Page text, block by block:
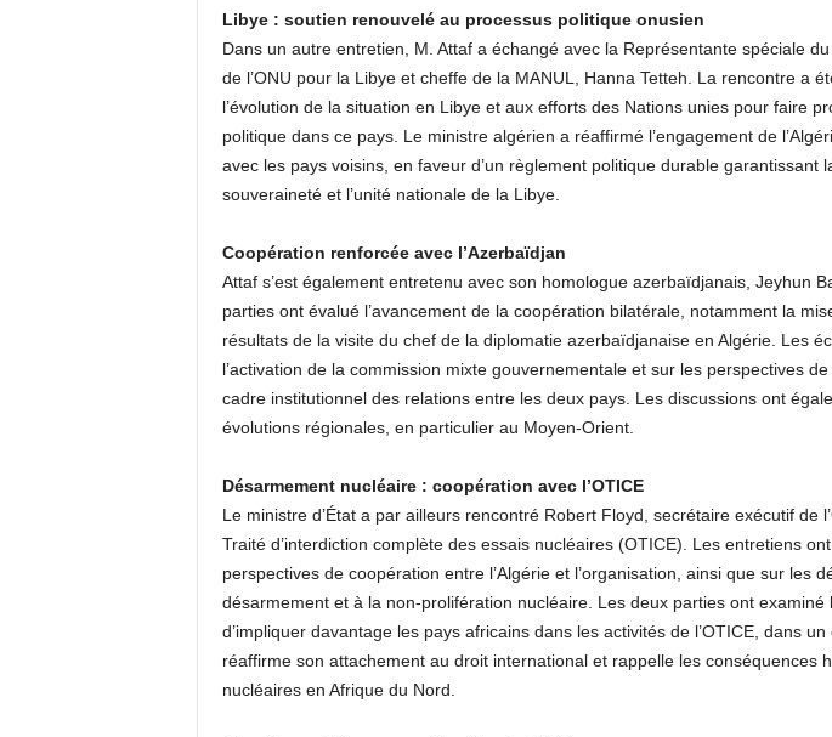
Libye : soutien renouvelé au processus politique onusien
Dans un autre entretien, M. Attaf a échangé avec la Représentante spéciale
de l’ONU pour la Libye et cheffe de la MANUL, Hanna Tetteh. La rencontre a
l’évolution de la situation en Libye et aux efforts des Nations unies pour faire
politique dans ce pays. Le ministre algérien a réaffirmé l’engagement de
avec les pays voisins, en faveur d’un règlement politique durable garantissant
souveraineté et l’unité nationale de la Libye.
Coopération renforcée avec l’Azerbaïdjan
Attaf s’est également entretenu avec son homologue azerbaïdjanais, Jeyhun
parties ont évalué l’avancement de la coopération bilatérale, notamment la
résultats de la visite du chef de la diplomatie azerbaïdjanaise en Algérie. Les
l’activation de la commission mixte gouvernementale et sur les perspectives
cadre institutionnel des relations entre les deux pays. Les discussions ont
évolutions régionales, en particulier au Moyen-Orient.
Désarmement nucléaire : coopération avec l’OTICE
Le ministre d’État a par ailleurs rencontré Robert Floyd, secrétaire exécutif de
Traité d’interdiction complète des essais nucléaires (OTICE). Les entretiens
perspectives de coopération entre l’Algérie et l’organisation, ainsi que sur les
désarmement et à la non-prolifération nucléaire. Les deux parties ont examiné
d’impliquer davantage les pays africains dans les activités de l’OTICE, dans un
réaffirme son attachement au droit international et rappelle les conséquences
nucléaires en Afrique du Nord.